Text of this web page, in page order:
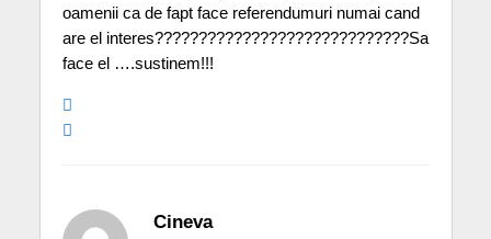
oamenii ca de fapt face referendumuri numai cand
are el interes?????????????????????????????Sa
face el ….sustinem!!!
Cineva